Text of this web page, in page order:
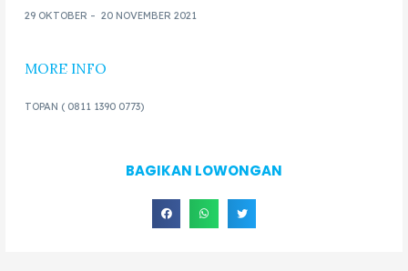
29 OKTOBER – 20 NOVEMBER 2021
MORE INFO
TOPAN ( 0811 1390 0773)
BAGIKAN LOWONGAN